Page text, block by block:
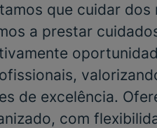
que cuidar
a prestar
de excelência.
com